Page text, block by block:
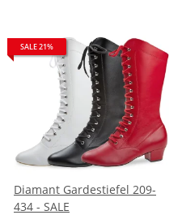
SALE 21%
Diamant Gardestiefel 209-
434 - SALE